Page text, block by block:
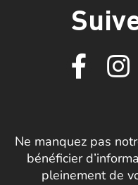
Ne manquez pas
bénéficier
pleinement de